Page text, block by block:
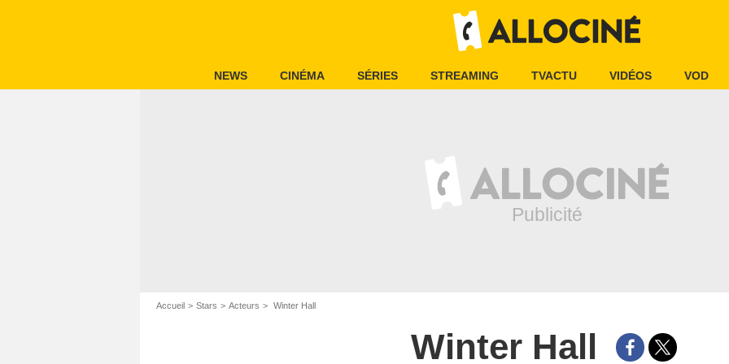
NEWS CINÉMA SÉRIES STREAMING TVACTU VIDÉOS VOD
Accueil Stars Acteurs Winter Hall
Winter Hall